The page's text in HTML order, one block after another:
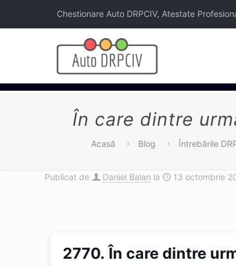
Chestionare Auto DRPCIV, Atestate
În care dintre
Acasă Blog Întrebările
Publicat de Daniel Balan la 13 octombrie
2770. În care dintre